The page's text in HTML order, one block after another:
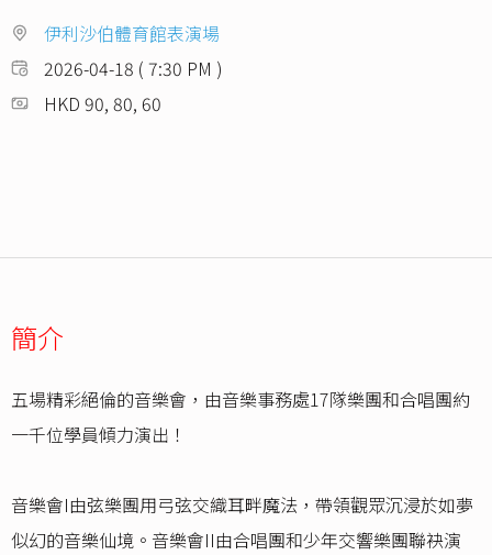
伊利沙伯體育館表演場
2026-04-18 ( 7:30 PM )
HKD 90, 80, 60
簡介
五場精彩絕倫的音樂會，由音樂事務處17隊樂團和合唱團約
一千位學員傾力演出！
音樂會I由弦樂團用弓弦交織耳畔魔法，帶領觀眾沉浸於如夢
似幻的音樂仙境。音樂會II由合唱團和少年交響樂團聯袂演